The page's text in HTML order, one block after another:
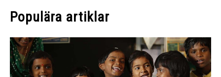
Populära artiklar